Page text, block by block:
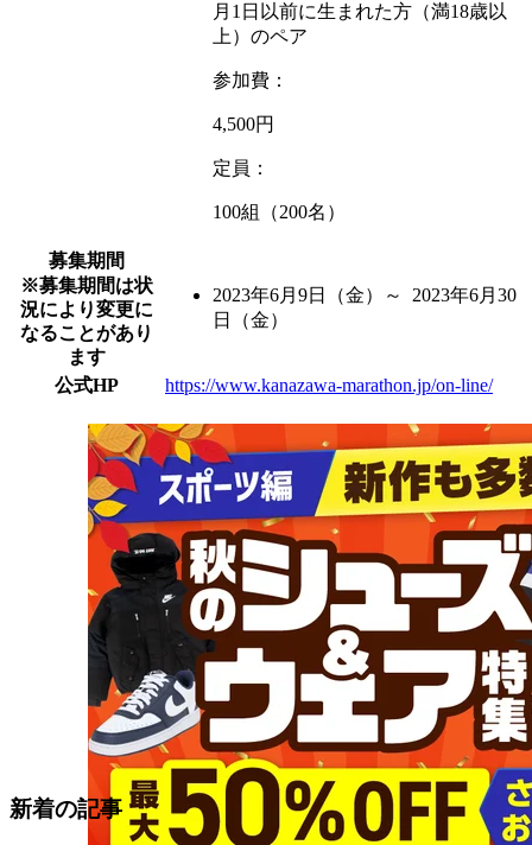
月1日以前に生まれた方（満18歳以
上）のペア
参加費：
4,500円
定員：
100組（200名）
募集期間
※募集期間は状
況により変更に
なることがあり
ます
2023年6月9日 （金）
～ 2023年6月30
日
（金）
公式HP https://www.kanazawa-marathon.jp/on-line/
新着の記事